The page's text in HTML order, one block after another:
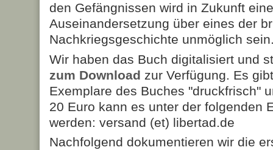
den Gefängnissen wird in Zukunft
Auseinandersetzung über eines der
Nachkriegsgeschichte unmöglich
Wir haben das Buch digitalisiert und
zum Download zur Verfügung. Es
Exemplare des Buches "druckfrisch"
20 Euro kann es unter der folgenden
werden: versand (et) libertad.de
Nachfolgend dokumentieren wir die